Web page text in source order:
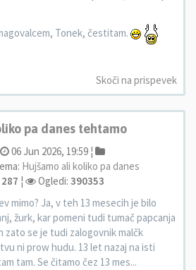
Tonek, čestitam.
Skoči na prispevek
pa danes tehtamo
06 Jun 2026, 19:59 ¦
Hujšamo ali koliko pa danes
287 ¦ Ogledi: 390353
mimo? Ja, v teh 13 mesecih je bilo
žurk, kar pomeni tudi tumač papcanja
zato se je tudi zalogovnik malčk
ni prow hudu. 13 let nazaj na isti
tam. Se čitamo čez 13 mes...